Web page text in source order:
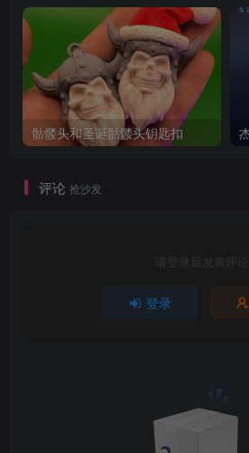
骷髅头和圣诞骷髅头钥匙扣
评论 抢沙发
请登录后发表评论
登录